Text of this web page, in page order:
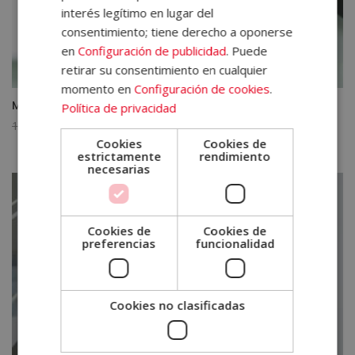
Máster en Producción Cinematográfica
1.520,00 €
original
1.520,00€.
380,00€
precio
actual
380,00€.
interés legítimo en lugar del
consentimiento; tiene derecho a oponerse
enConfiguración de publicidad. Puede
retirar su consentimiento en cualquier
momento enConfiguración de cookies.
Política de privacidad
Cookies
estrictamente
necesarias
Cookies de
rendimiento
Cookies de
preferencias
Cookies de
funcionalidad
Cookies no clasificadas